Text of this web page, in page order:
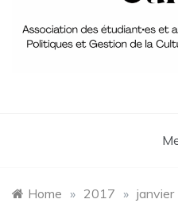
élèves du
Gestion
Home » 2017 » janvier